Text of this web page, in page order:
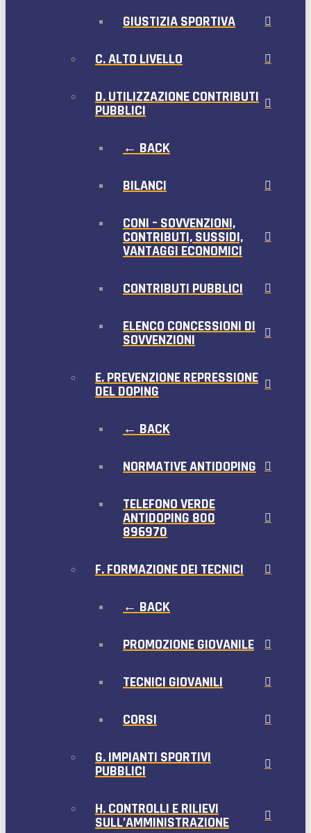
GIUSTIZIA SPORTIVA
C. ALTO LIVELLO
D. UTILIZZAZIONE CONTRIBUTI
PUBBLICI
← BACK
BILANCI
CONI – SOVVENZIONI,
CONTRIBUTI, SUSSIDI,
VANTAGGI ECONOMICI
CONTRIBUTI PUBBLICI
ELENCO CONCESSIONI DI
SOVVENZIONI
E. PREVENZIONE REPRESSIONE
DEL DOPING
← BACK
NORMATIVE ANTIDOPING
TELEFONO VERDE
ANTIDOPING 800
896970
F. FORMAZIONE DEI TECNICI
← BACK
PROMOZIONE GIOVANILE
TECNICI GIOVANILI
CORSI
G. IMPIANTI SPORTIVI
PUBBLICI
H. CONTROLLI E RILIEVI
SULL’AMMINISTRAZIONE